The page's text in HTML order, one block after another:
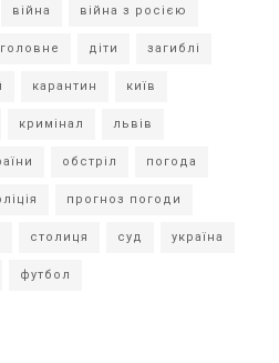
війна війна з росією
головне діти загиблі
карантин київ
кримінал львів
обстріл погода
прогноз погоди
столиця суд україна
футбол